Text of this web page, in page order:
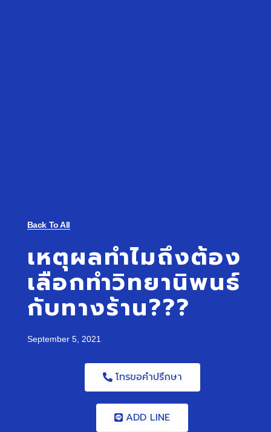
Back To All
เหตุผลทำไมถึงต้อง
เลือกทำวิทยานิพนธ์
กับทางร้าน???
September 5, 2021
โทรขอคำปรึกษา
ADD LINE